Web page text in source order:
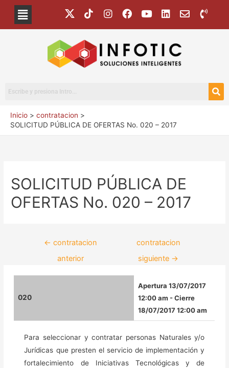
Inicio
contratacion
SOLICITUD PÚBLICA DE OFERTAS No. 020 – 2017
SOLICITUD PÚBLICA DE
OFERTAS No. 020 – 2017
← contratacion
anterior
contratacion
siguiente →
020
Apertura 13/07/2017
12:00 am - Cierre
18/07/2017 12:00 am
Para seleccionar y contratar personas Naturales y/o
Jurídicas que presten el servicio de implementación y
fortalecimiento de Iniciativas Tecnológicas y de